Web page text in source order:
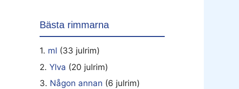
Bästa rimmarna
1. ml (33 julrim)
2. Ylva (20 julrim)
3. Någon annan (6 julrim)